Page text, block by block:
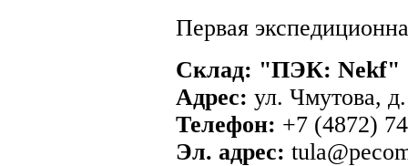
Первая
Склад: "ПЭК: Nekf"
Адрес: ул. Чмутова,
Телефон: +7 (4872)
Эл. адрес: